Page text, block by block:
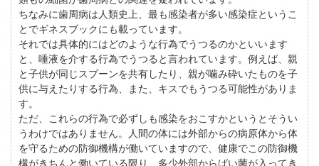
ちなみに歯周病は人類史上、最も感染者が多い感染症というこ
とでギネスブックにも載っています。
それでは具体的にはどのような行為でうつるのかといいます
と、唾液を介する行為でうつると言われています。例えば、親
と子供が同じスプーンを共有したり、親が噛み砕いたものを子
供に与えたりする行為、また、キスでもうつる可能性がありま
す。
ただ、これらの行為で必ずしも感染をおこすかというとそうい
うわけではありません。人間の体には外部からの病原体から体
を守るための防御機構が働いていますので、健康でこの防御機
構がきちんと働いている限り、多少外部からばい菌が入ってき